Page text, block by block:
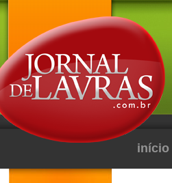
início